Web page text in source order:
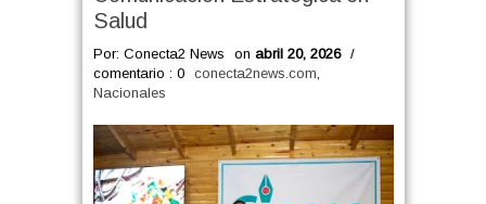
Salud
Por: Conecta2 News on abril 20, 2026
/
comentario : 0
conecta2news.com,
Nacionales